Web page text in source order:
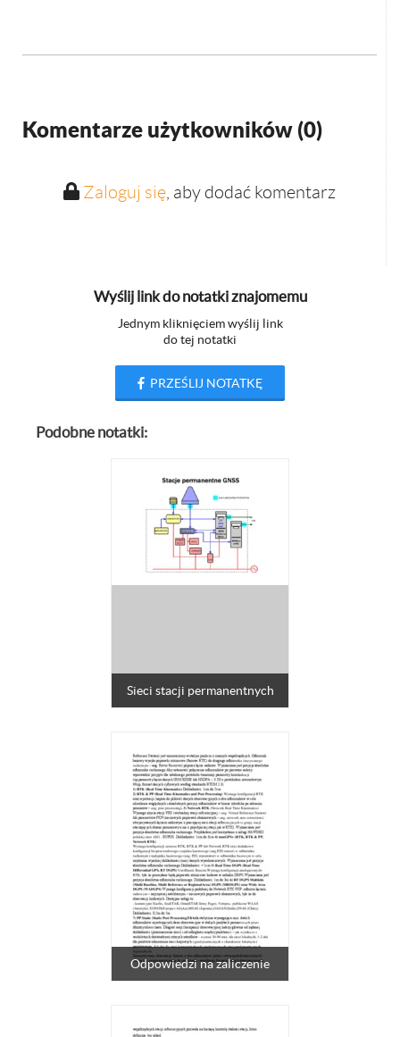
Komentarze użytkowników (0)
Zaloguj się, aby dodać komentarz
Wyślij link do notatki znajomemu
Jednym kliknięciem wyślij link
do tej notatki
PRZEŚLIJ NOTATKĘ
Podobne notatki:
Sieci stacji permanentnych
Odpowiedzi na zaliczenie